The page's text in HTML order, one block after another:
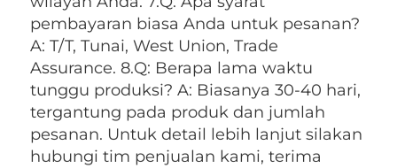
pembayaran biasa Anda untuk pesanan?
A: T/T, Tunai, West Union, Trade
Assurance. 8.Q: Berapa lama waktu
tunggu produksi? A: Biasanya 30-40 hari,
tergantung pada produk dan jumlah
pesanan. Untuk detail lebih lanjut silakan
hubungi tim penjualan kami, terima